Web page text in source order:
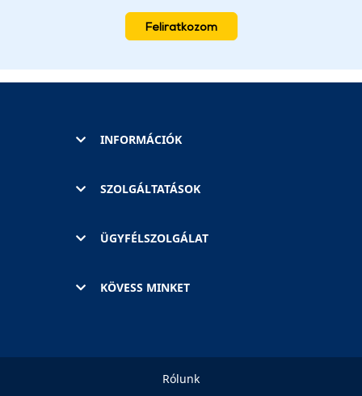
Feliratkozom
INFORMÁCIÓK
SZOLGÁLTATÁSOK
ÜGYFÉLSZOLGÁLAT
KÖVESS MINKET
Rólunk